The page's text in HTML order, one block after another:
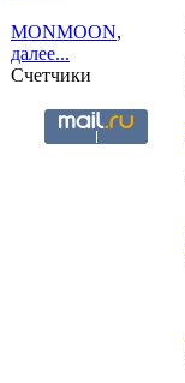
MONMOON,
далее...
Счетчики